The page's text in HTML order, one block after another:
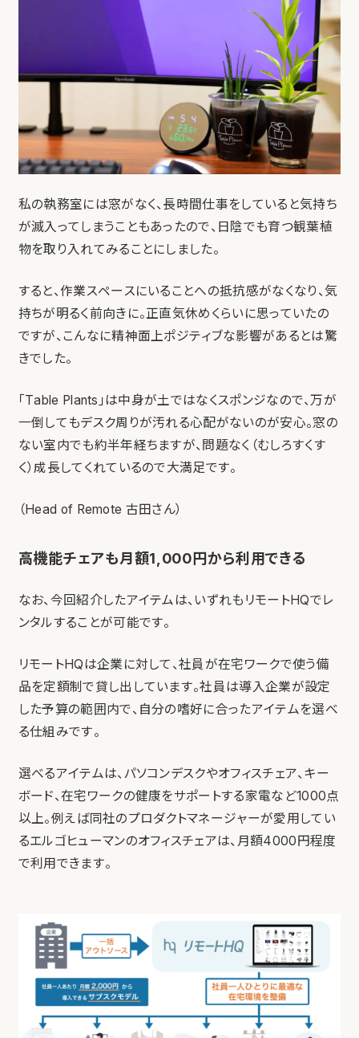
私の執務室には窓がなく、長時間仕事をしていると気持ち
が滅入ってしまうこともあったので、日陰でも育つ観葉植
物を取り入れてみることにしました。
すると、作業スペースにいることへの抵抗感がなくなり、気
持ちが明るく前向きに。正直気休めくらいに思っていたの
ですが、こんなに精神面上ポジティブな影響があるとは驚
きでした。
「Table Plants」は中身が土ではなくスポンジなので、万が
一倒してもデスク周りが汚れる心配がないのが安心。窓の
ない室内でも約半年経ちますが、問題なく（むしろすくす
く）成長してくれているので大満足です。
（Head of Remote 古田さん）
高機能チェアも月額1,000円から利用できる
なお、今回紹介したアイテムは、いずれもリモートHQでレ
ンタルすることが可能です。
リモートHQは企業に対して、社員が在宅ワークで使う備
品を定額制で貸し出しています。社員は導入企業が設定
した予算の範囲内で、自分の嗜好に合ったアイテムを選べ
る仕組みです。
選べるアイテムは、パソコンデスクやオフィスチェア、キー
ボード、在宅ワークの健康をサポートする家電など1000点
以上。例えば同社のプロダクトマネージャーが愛用してい
るエルゴヒューマンのオフィスチェアは、月額4000円程度
で利用できます。